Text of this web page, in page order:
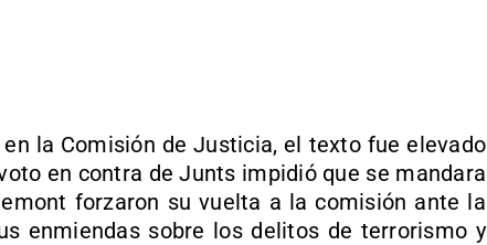
la Comisión de Justicia, el texto fue elevado
en contra de Junts impidió que se mandara
forzaron su vuelta a la comisión ante la
enmiendas sobre los delitos de terrorismo y